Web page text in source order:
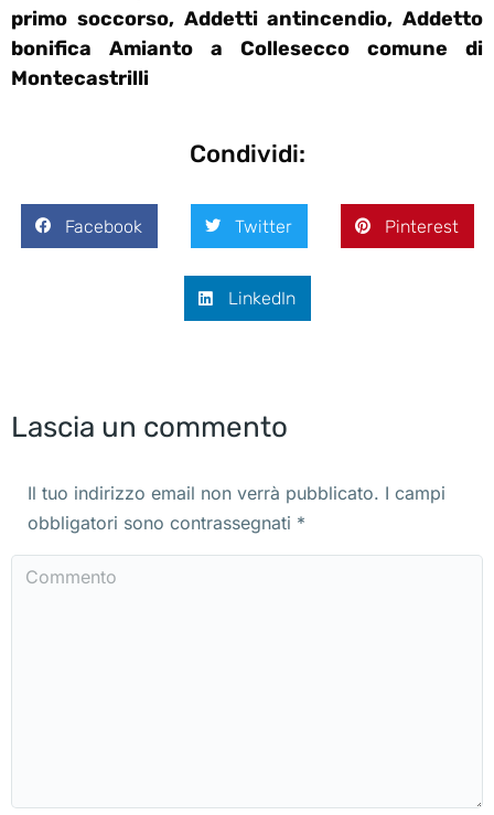
primo soccorso, Addetti antincendio, Addetto
bonifica Amianto a Collesecco comune di
Montecastrilli
Condividi:
Facebook Twitter Pinterest
LinkedIn
Lascia un commento
Il tuo indirizzo email non verrà pubblicato. I campi
obbligatori sono contrassegnati *
Commento